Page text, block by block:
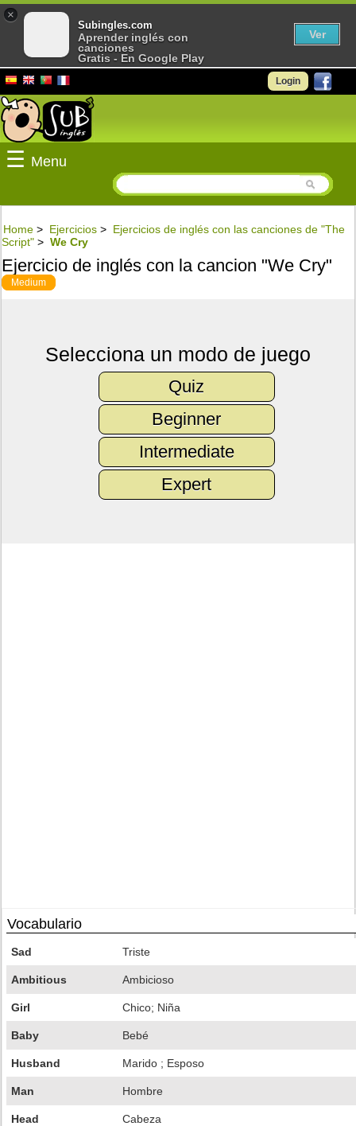
Login
☰ Menu
Home > Ejercicios > Ejercicios de inglés con las canciones de "The
Script" > We Cry
Ejercicio de inglés con la cancion "We Cry"
Medium
Selecciona un modo de juego
Quiz
Beginner
Intermediate
Expert
Vocabulario
Sad Triste
Ambitious Ambicioso
Girl Chico; Niña
Baby Bebé
Husband Marido ; Esposo
Man Hombre
Head Cabeza
×
Subingles.com
Aprender inglés con
canciones
Gratis - En Google Play
Ver